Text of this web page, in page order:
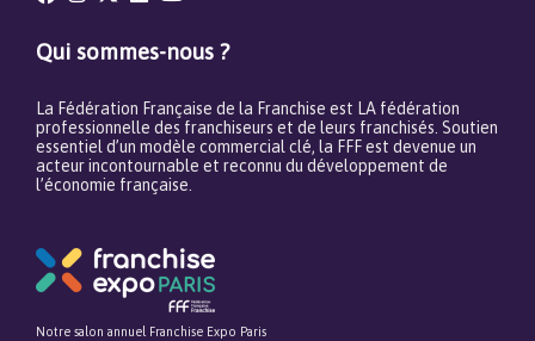
Qui sommes-nous ?
La Fédération Française de la Franchise est LA fédération
professionnelle des franchiseurs et de leurs franchisés. Soutien
essentiel d’un modèle commercial clé, la FFF est devenue un
acteur incontournable et reconnu du développement de
l’économie française.
Notre salon annuel Franchise Expo Paris